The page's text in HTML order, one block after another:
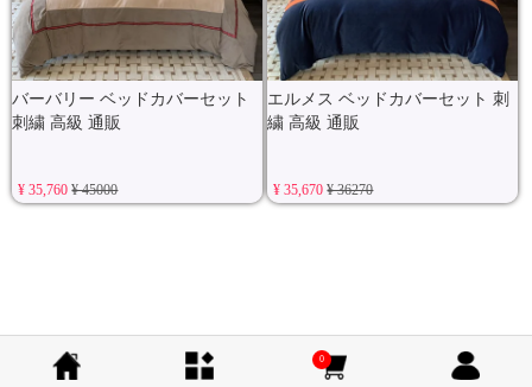
バーバリー ベッドカバーセット
刺繍 高級 通販
¥ 35,760¥ 45000
エルメス ベッドカバーセット 刺
繍 高級 通販
¥ 35,670¥ 36270
0